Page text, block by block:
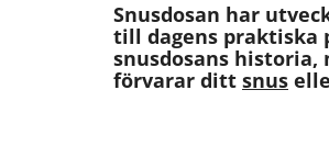
Snusdosan har
till dagens praktiska
snusdosans
förvarar ditt snus